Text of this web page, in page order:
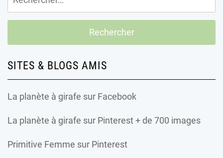
SITES & BLOGS AMIS
La planète à girafe sur Facebook
La planète à girafe sur Pinterest + de 700 images
Primitive Femme sur Pinterest